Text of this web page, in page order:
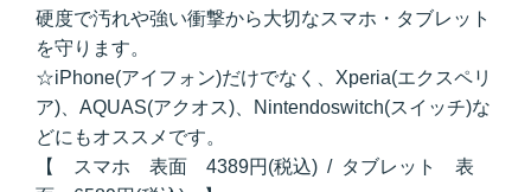
硬度で汚れや強い衝撃から大切なスマホ・タブレット
を守ります。
☆iPhone(アイフォン)だけでなく、Xperia(エクスペリ
ア)、AQUAS(アクオス)、Nintendoswitch(スイッチ)な
どにもオススメです。
【 スマホ 表面 4389円(税込) / タブレット 表